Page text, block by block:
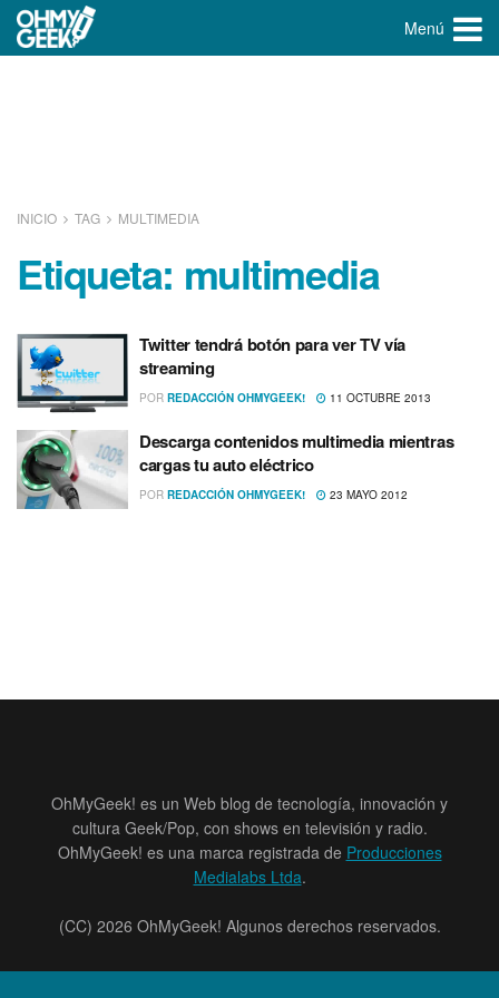
Menú
INICIO TAG MULTIMEDIA
Etiqueta: multimedia
Twitter tendrá botón para ver TV ví­a
streaming
POR REDACCIÓN OHMYGEEK! 11 OCTUBRE 2013
Descarga contenidos multimedia mientras
cargas tu auto eléctrico
POR REDACCIÓN OHMYGEEK! 23 MAYO 2012
OhMyGeek! es un Web blog de tecnología, innovación y
cultura Geek/Pop, con shows en televisión y radio.
OhMyGeek! es una marca registrada de Producciones
Medialabs Ltda.
(CC) 2026 OhMyGeek! Algunos derechos reservados.